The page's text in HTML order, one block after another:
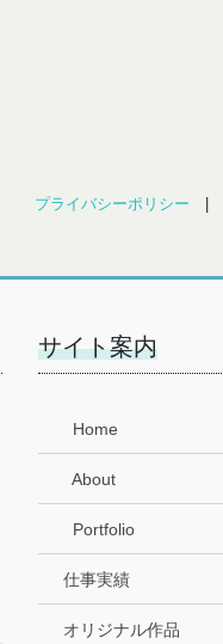
プライバシーポリシー
サイト案内
Home
About
Portfolio
仕事実績
オリジナル作品